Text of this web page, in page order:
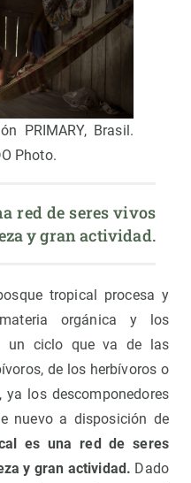
PRIMARY, Brasil.
Photo.
red de seres vivos
fascinante por su riqueza y gran actividad.
tropical procesa y
orgánica y los
un ciclo que va de las
de los herbívoros o
ya los descomponedores
nuevo a disposición de
es una red de seres
y gran actividad. Dado